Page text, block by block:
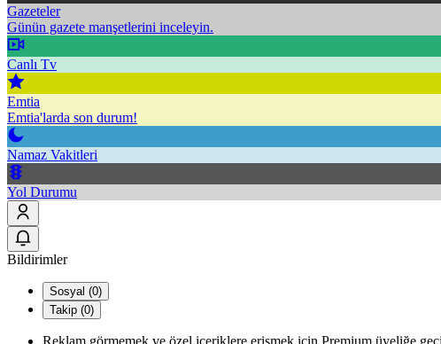
Gazeteler
Günün gazete manşetlerini inceleyin.
Canlı Tv
Emtia
Emtia'larda son durum!
Namaz Vakitleri
Yol Durumu
Bildirimler
Sosyal (0)
Takip (0)
Reklam görmemek ve özel içeriklere erişmek için Premium üyeliğe